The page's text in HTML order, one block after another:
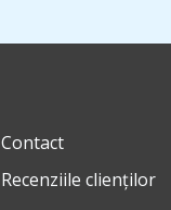
Contact
Recenziile clienților